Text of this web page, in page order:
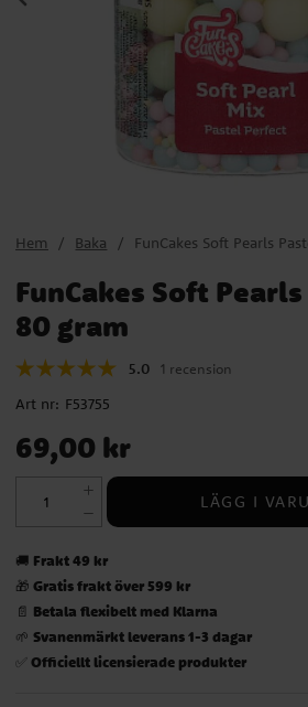
Hem Baka FunCakes Soft Pearls
FunCakes Soft
80 gram
5.0 1 recension
Art nr: F53755
Pris: 69,00 kr
69,00 kr
LÄGG I
🚚 Frakt 49 kr
🎁 Gratis frakt över 599 kr
📄 Betala flexibelt med Klarna
🌱 Svanenmärkt leverans 1-3 dagar
✅ Officiellt licensierade produkter